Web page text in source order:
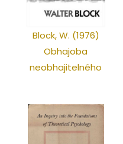
Block, W. (1976)
Obhajoba
neobhajitelného